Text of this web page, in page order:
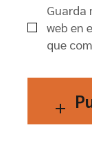
Guarda
web en
que